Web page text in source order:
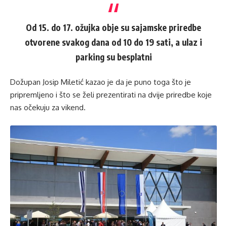
Od 15. do 17. ožujka obje su sajamske priredbe
otvorene svakog dana od 10 do 19 sati, a ulaz i
parking su besplatni
Dožupan Josip Miletić kazao je da je puno toga što je
pripremljeno i što se želi prezentirati na dvije priredbe koje
nas očekuju za vikend.